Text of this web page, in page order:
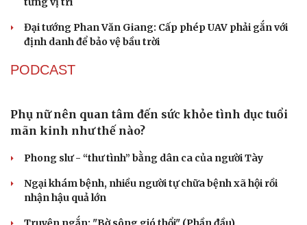
Gỡ "điểm nghẽn", kiến tạo nguồn cầu cho xuất
bản
ngăn "mua bia kèm lạc"
phải có “hàng rào” kiểm soát
Đề xuất tăng tuổi nghỉ hưu sĩ quan quân đội, tùy đặc thù
định danh để bảo vệ bầu trời
PODCAST